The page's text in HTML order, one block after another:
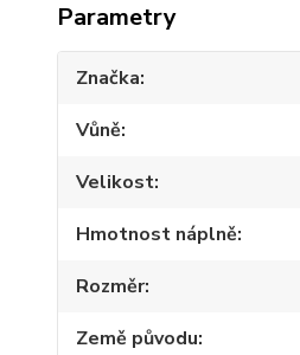
Parametry
Značka
Vůně
Velikost
Hmotnost náplně
Rozměr
Země původu